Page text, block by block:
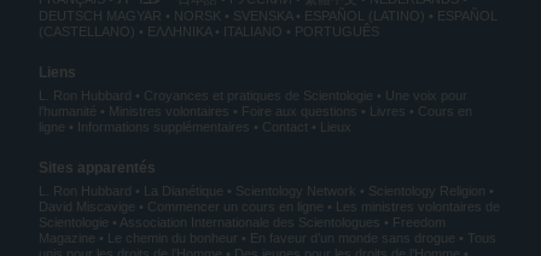
DEUTSCH MAGYAR NORSK SVENSKA ESPAÑOL (LATINO)
ESPAÑOL
(CASTELLANO)
ΕΛΛΗΝΙΚA ITALIANO PORTUGUÊS
Liens
L. Ron Hubbard Croyances et pratiques de Scientologie
Une voix pour
l’humanité
Ministres volontaires Foire aux questions Livres
Cours en
ligne
Informations supplémentaires Contact Lieux
Sites apparentés
L. Ron Hubbard La Dianétique Scientology Network
Scientology Religion
David Miscavige
Commencer un cours en ligne
Les ministres volontaires de
Scientologie
Association Internationale des Scientologues
Freedom
Magazine
Le chemin du bonheur En faveur d’un monde sans drogue
Tous